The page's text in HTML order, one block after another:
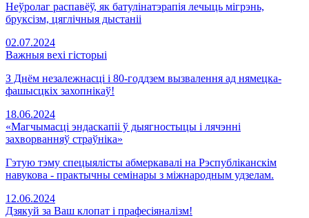
Неўролаг распавёў, як батулiнатэрапiя лечыць мігрэнь,
бруксiзм, цяглічныя дыстанii
02.07.2024
Важныя вехі гісторыі
З Днём незалежнасці і 80-годдзем вызвалення ад нямецка-
фашысцкіх захопнікаў!
18.06.2024
«Магчымасці эндаскапіі ў дыягностыцы і лячэнні
захворванняў страўніка»
Гэтую тэму спецыялісты абмеркавалі на Рэспубліканскім
навукова - практычны семінары з міжнародным удзелам.
12.06.2024
Дзякуй за Ваш клопат і прафесіяналізм!